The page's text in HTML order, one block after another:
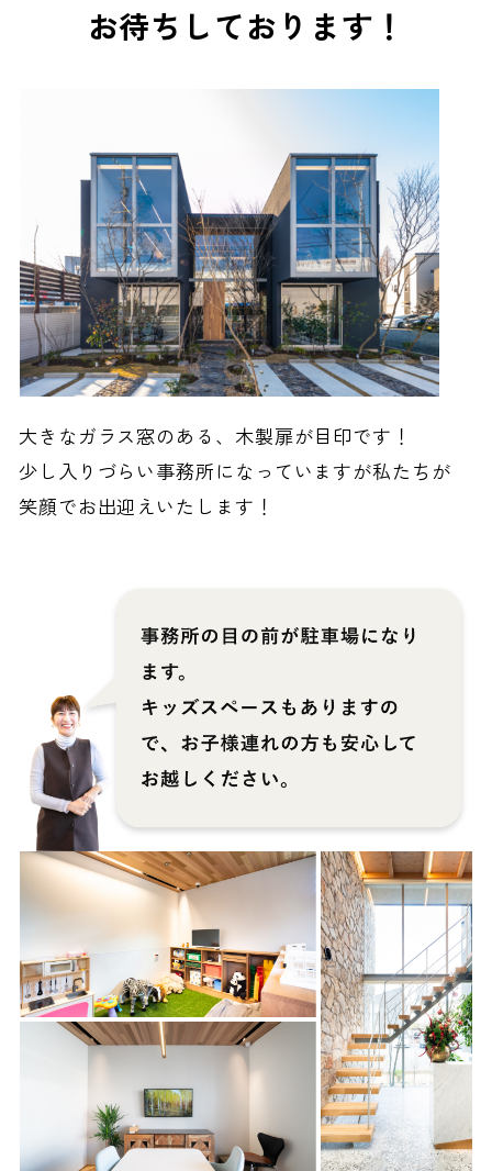
お待ちしております！
大きなガラス窓のある、木製扉が目印です！
少し入りづらい事務所になっていますが私たちが
笑顔でお出迎えいたします！